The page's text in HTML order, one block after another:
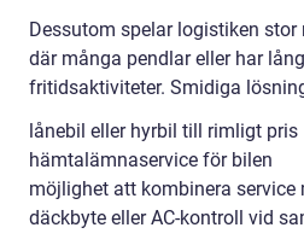
Dessutom spelar logistiken stor
där många pendlar eller har
fritidsaktiviteter. Smidiga
lånebil eller hyrbil till rimligt pris
hämtalämnaservice för bilen
möjlighet att kombinera service
däckbyte eller AC-kontroll vid